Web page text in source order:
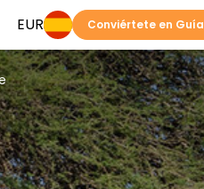
EUR Conviértete en Guía